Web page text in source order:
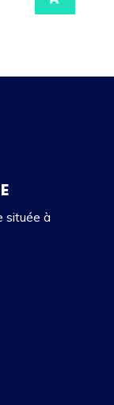
située à